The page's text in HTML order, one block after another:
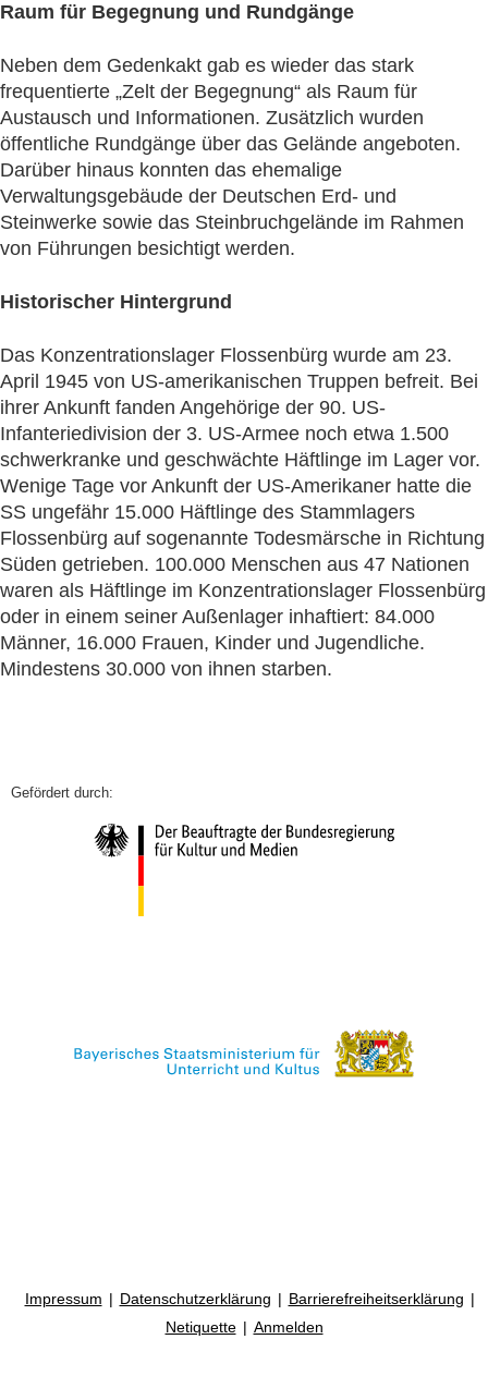
Raum für Begegnung und Rundgänge
Neben dem Gedenkakt gab es wieder das stark
frequentierte „Zelt der Begegnung“ als Raum für
Austausch und Informationen. Zusätzlich wurden
öffentliche Rundgänge über das Gelände angeboten.
Darüber hinaus konnten das ehemalige
Verwaltungsgebäude der Deutschen Erd- und
Steinwerke sowie das Steinbruchgelände im Rahmen
von Führungen besichtigt werden.
Historischer Hintergrund
Das Konzentrationslager Flossenbürg wurde am 23.
April 1945 von US-amerikanischen Truppen befreit. Bei
ihrer Ankunft fanden Angehörige der 90. US-
Infanteriedivision der 3. US-Armee noch etwa 1.500
schwerkranke und geschwächte Häftlinge im Lager vor.
Wenige Tage vor Ankunft der US-Amerikaner hatte die
SS ungefähr 15.000 Häftlinge des Stammlagers
Flossenbürg auf sogenannte Todesmärsche in Richtung
Süden getrieben. 100.000 Menschen aus 47 Nationen
waren als Häftlinge im Konzentrationslager Flossenbürg
oder in einem seiner Außenlager inhaftiert: 84.000
Männer, 16.000 Frauen, Kinder und Jugendliche.
Mindestens 30.000 von ihnen starben.
Impressum Datenschutzerklärung
Barrierefreiheitserklärung
Netiquette
Anmelden